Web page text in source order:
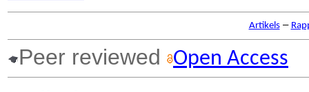
Artikels–
Peer reviewed Open Access